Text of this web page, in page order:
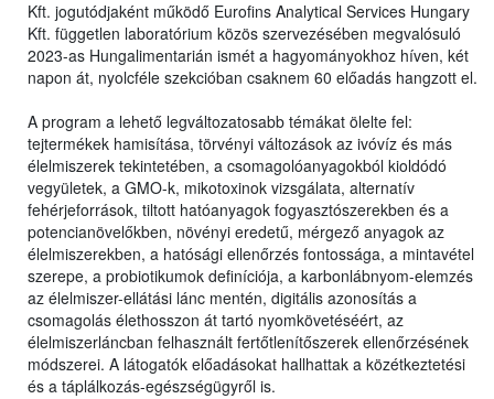
Kft. jogutódjaként működő Eurofins Analytical Services Hungary
Kft. független laboratórium közös szervezésében megvalósuló
2023-as Hungalimentarián ismét a hagyományokhoz híven, két
napon át, nyolcféle szekcióban csaknem 60 előadás hangzott el.
A program a lehető legváltozatosabb témákat ölelte fel:
tejtermékek hamisítása, törvényi változások az ivóvíz és más
élelmiszerek tekintetében, a csomagolóanyagokból kioldódó
vegyületek, a GMO-k, mikotoxinok vizsgálata, alternatív
fehérjeforrások, tiltott hatóanyagok fogyasztószerekben és a
potencianövelőkben, növényi eredetű, mérgező anyagok az
élelmiszerekben, a hatósági ellenőrzés fontossága, a mintavétel
szerepe, a probiotikumok definíciója, a karbonlábnyom-elemzés
az élelmiszer-ellátási lánc mentén, digitális azonosítás a
csomagolás élethosszon át tartó nyomkövetéséért, az
élelmiszerláncban felhasznált fertőtlenítőszerek ellenőrzésének
módszerei. A látogatók előadásokat hallhattak a közétkeztetési
és a táplálkozás-egészségügyről is.